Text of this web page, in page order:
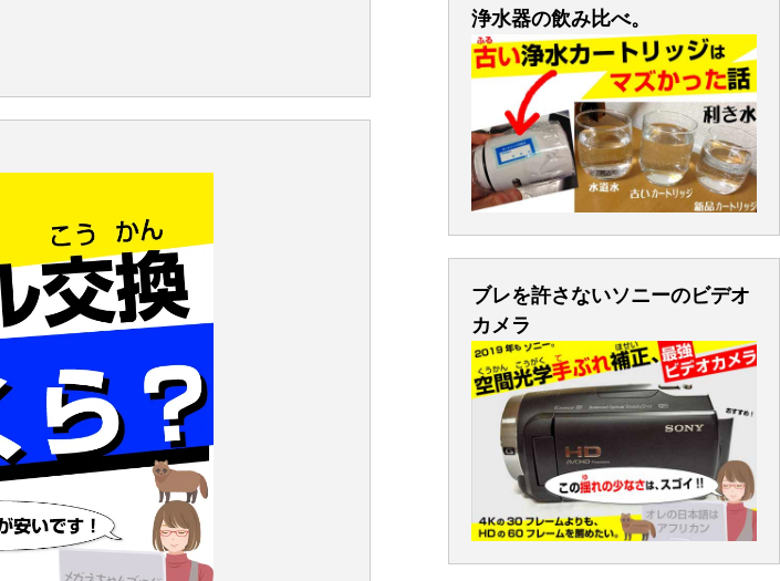
浄水器の飲み比べ。
ブレを許さないソニーのビデオ
カメラ